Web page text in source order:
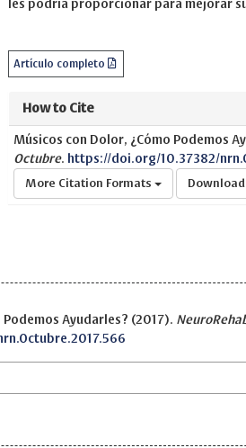
les podría proporcionar para mejorar
Artículo completo
How to Cite
Músicos con Dolor, ¿Cómo Podemos
Octubre. https://doi.org/10.37382/
More Citation Formats
Ayudarles? (2017).